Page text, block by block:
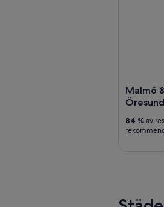
Malmö
84 % av